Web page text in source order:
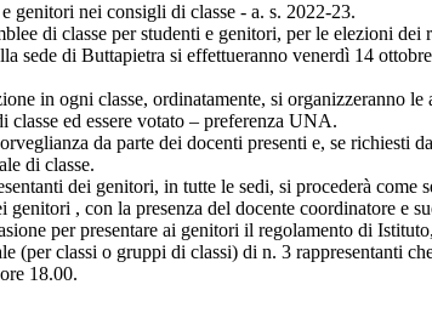
genitori nei consigli di classe - a. s. 2022-23.
di classe per studenti e genitori, per le elezioni
sede di Buttapietra si effettueranno venerdì 14
in ogni classe, ordinatamente, si organizzeranno
ed essere votato – preferenza UNA.
da parte dei docenti presenti e, se
di classe.
dei genitori, in tutte le sedi, si procederà come
genitori , con la presenza del docente coordinatore e
per presentare ai genitori il regolamento di
(per classi o gruppi di classi) di n. 3 rappresentanti
18.00.